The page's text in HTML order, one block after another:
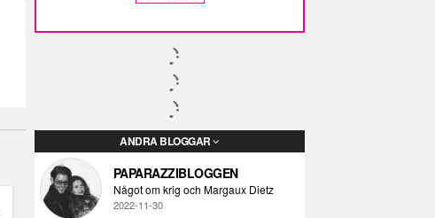
ANDRA BLOGGAR
PAPARAZZIBLOGGEN
Något om krig och Margaux Dietz
2022-11-30